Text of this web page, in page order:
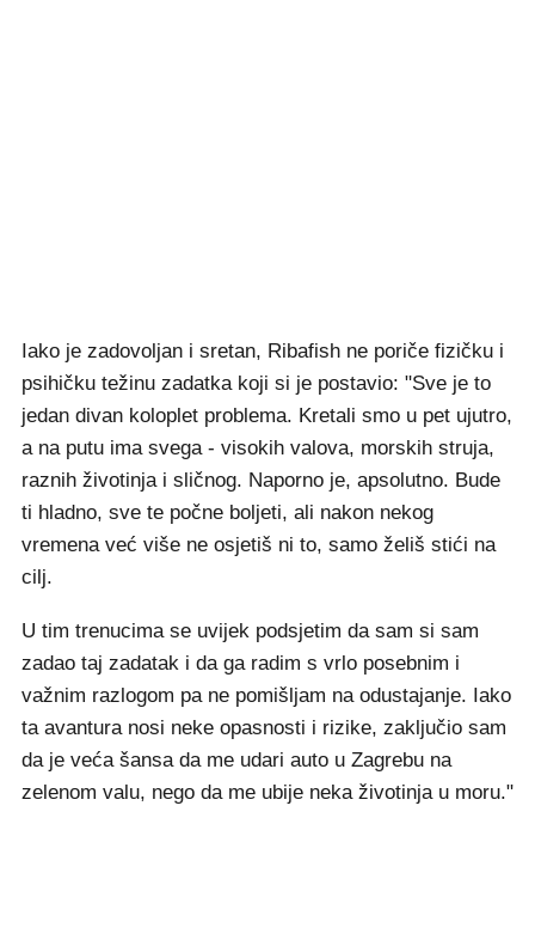
Iako je zadovoljan i sretan, Ribafish ne poriče fizičku i
psihičku težinu zadatka koji si je postavio: "Sve je to
jedan divan koloplet problema. Kretali smo u pet ujutro,
a na putu ima svega - visokih valova, morskih struja,
raznih životinja i sličnog. Naporno je, apsolutno. Bude
ti hladno, sve te počne boljeti, ali nakon nekog
vremena već više ne osjetiš ni to, samo želiš stići na
cilj.
U tim trenucima se uvijek podsjetim da sam si sam
zadao taj zadatak i da ga radim s vrlo posebnim i
važnim razlogom pa ne pomišljam na odustajanje. Iako
ta avantura nosi neke opasnosti i rizike, zaključio sam
da je veća šansa da me udari auto u Zagrebu na
zelenom valu, nego da me ubije neka životinja u moru."